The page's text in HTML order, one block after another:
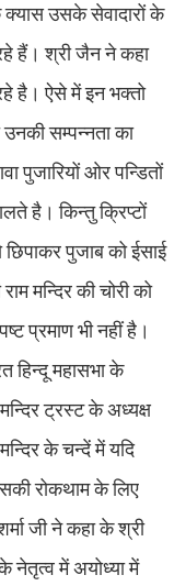
क्यास उसके सेवादारों के
हैं। श्री जैन ने कहा
है। ऐसे में इन भक्तो
उनकी सम्पन्नता का
पुजारियों ओर पन्डितों
है। किन्तु क्रिप्टों
छिपाकर पुजाब को ईसाई
मन्दिर की चोरी को
प्रमाण भी नहीं है।
हिन्दू महासभा के
मन्दिर ट्रस्ट के अध्यक्ष
के चन्दें में यदि
रोकथाम के लिए
जी ने कहा के श्री
नेतृत्व में अयोध्या में